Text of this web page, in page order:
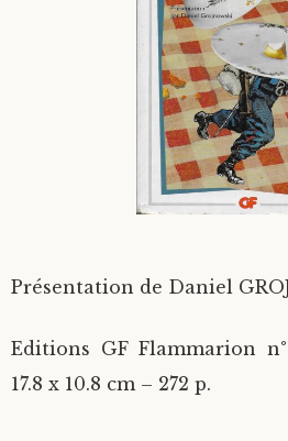
Langues étrangères
Présentation de Daniel
Editions GF Flammarion
17.8 x 10.8 cm – 272 p.